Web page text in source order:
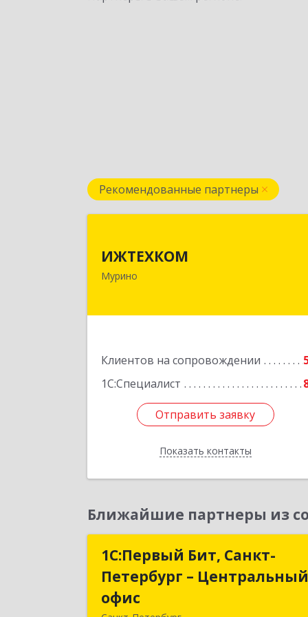
Рекомендованные партнеры
ИЖТЕХКОМ
Мурино
Клиентов на сопровождении
1С:Специалист
Отправить заявку
Показать контакты
Отправить заявку
Назад
Ближайшие партнеры из
1С:Первый Бит, Санкт-
Петербург – Центральный
офис
1С:Первый Бит, Санкт-
Петербург – Центральный